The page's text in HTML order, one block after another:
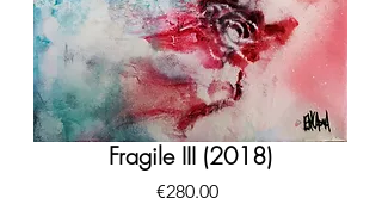
Fragile III (2018)
€280.00價